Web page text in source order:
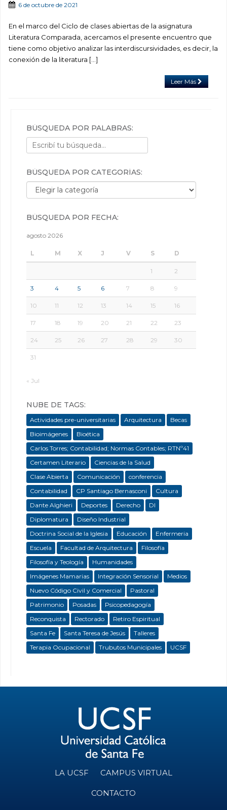
6 de octubre de 2021
En el marco del Ciclo de clases abiertas de la asignatura
Literatura Comparada, acercamos el presente encuentro que
tiene como objetivo analizar las interdiscursividades, es decir, la
conexión de la literatura […]
Leer Más
BÚSQUEDA POR PALABRAS:
BÚSQUEDA POR CATEGORÍAS:
Búsqueda por categorías:
BÚSQUEDA POR FECHA:
agosto 2026
L M X J V S D
1 2
3 4 5 6 7 8 9
10 11 12 13 14 15 16
17 18 19 20 21 22 23
24 25 26 27 28 29 30
31
« Jul
NUBE DE TAGS:
Actividades pre-universitarias Arquitectura
Becas
Bioimágenes
Bioética
Carlos Torres; Contabilidad; Normas Contables; RTNº41
Certamen Literario
Ciencias de la Salud
Clase Abierta
Comunicación
conferencia
Contabilidad
CP Santiago Bernasconi
Cultura
Dante Alghieri
Deportes Derecho
DI
Diplomatura
Diseño Industrial
Doctrina Social de la Iglesia
Educación
Enfermeria
Escuela
Facultad de Arquitectura
Filosofía
Filosofía y Teología
Humanidades
Imágenes Mamarias
Integración Sensorial
Medios
Nuevo Código Civil y Comercial
Pastoral
Patrimonio
Posadas
Psicopedagogía
Reconquista
Rectorado
Retiro Espiritual
Santa Fe
Santa Teresa de Jesús
Talleres
Terapia Ocupacional
Trubutos Municipales UCSF
LA UCSF CAMPUS VIRTUAL
CONTACTO